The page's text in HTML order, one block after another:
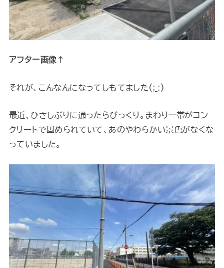
アフター画像↑
それが、こんなんになってしもてました(;_:)
最近、ひさしぶりに通ったらびっくり。まわり一帯がコン
クリートで固められていて、あのやわらかい景色がなくな
っていました。